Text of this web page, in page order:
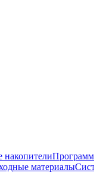
накопители
материалы